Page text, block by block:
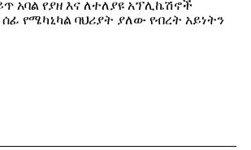
አባል የያዘ እና ለተለያዩ አፕሊኬሽኖች
የሜካኒካል ባህሪያት ያለው የብረት አይነትን